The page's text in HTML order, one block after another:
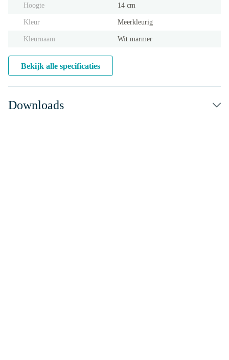
Hoogte 14 cm
Kleur Meerkleurig
Kleurnaam Wit marmer
Bekijk alle specificaties
Downloads